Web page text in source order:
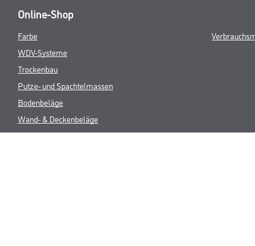
Online-Shop
Farbe
WDV-Systeme
Trockenbau
Putze- und Spachtelmassen
Bodenbeläge
Wand- & Deckenbeläge
Werkzeug & Maschinen